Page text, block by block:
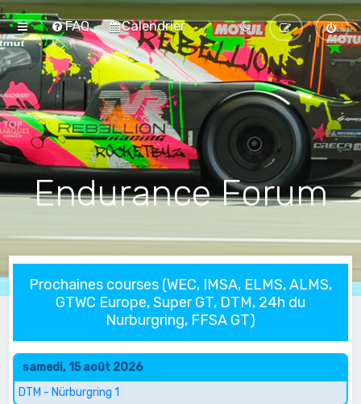
FAQ Calendrier
Endurance Forum
Prochaines courses (WEC, IMSA, ELMS, ALMS,
GTWC Europe, Super GT, DTM, 24h du
Nurburgring, FFSA GT)
samedi, 15 août 2026
DTM - Nürburgring 1